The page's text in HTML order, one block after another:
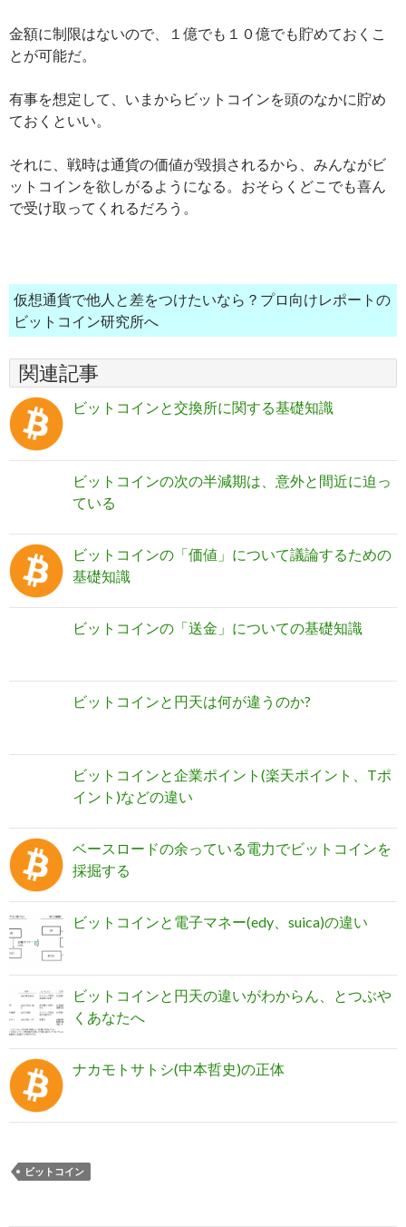
金額に制限はないので、１億でも１０億でも貯めておくこ
とが可能だ。
有事を想定して、いまからビットコインを頭のなかに貯め
ておくといい。
それに、戦時は通貨の価値が毀損されるから、みんながビ
ットコインを欲しがるようになる。おそらくどこでも喜ん
で受け取ってくれるだろう。
仮想通貨で他人と差をつけたいなら？プロ向けレポートの
ビットコイン研究所へ
関連記事
ビットコインと交換所に関する基礎知識
ビットコインの次の半減期は、意外と間近に迫っ
ている
ビットコインの「価値」について議論するための
基礎知識
ビットコインの「送金」についての基礎知識
ビットコインと円天は何が違うのか?
ビットコインと企業ポイント(楽天ポイント、Tポ
イント)などの違い
ベースロードの余っている電力でビットコインを
採掘する
ビットコインと電子マネー(edy、suica)の違い
ビットコインと円天の違いがわからん、とつぶや
くあなたへ
ナカモトサトシ(中本哲史)の正体
ビットコイン